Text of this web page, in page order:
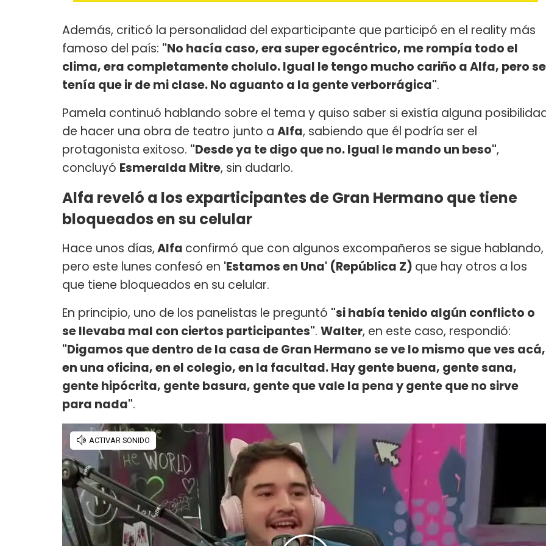
Además, criticó la personalidad del exparticipante que participó en el reality más
famoso del país: "No hacía caso, era super egocéntrico, me rompía todo el
clima, era completamente cholulo. Igual le tengo mucho cariño a Alfa, pero se
tenía que ir de mi clase. No aguanto a la gente verborrágica".
Pamela continuó hablando sobre el tema y quiso saber si existía alguna
de hacer una obra de teatro junto a Alfa, sabiendo que él podría ser el
protagonista exitoso. "Desde ya te digo que no. Igual le mando un beso",
concluyó Esmeralda Mitre, sin dudarlo.
Alfa reveló a los exparticipantes de Gran Hermano que tiene
bloqueados en su celular
Hace unos días,Alfa confirmó que con algunos excompañeros se sigue hablando,
pero este lunes confesó en 'Estamos en Una' (República Z) que hay otros a los
que tiene bloqueados en su celular.
En principio, uno de los panelistas le preguntó "si había tenido algún conflicto o
se llevaba mal con ciertos participantes". Walter, en este caso, respondió:
"Digamos que dentro de la casa de Gran Hermano se ve lo mismo que ves acá,
en una oficina, en el colegio, en la facultad. Hay gente buena, gente sana,
gente hipócrita, gente basura, gente que vale la pena y gente que no sirve
para nada".